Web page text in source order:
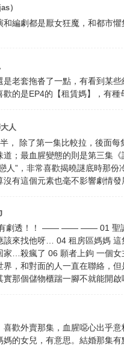
）
和編劇都是厭女狂魔，和都市
是老套拖沓了一點，有看到某
歡的是EP4的【租賃媽】，有種
人
， 除了第一集比較拉，後面
道；最血腥變態的則是第三集
人”，非常喜歡揭曉謎底時那
沒有這個元素也毫不影響劇情發
劇透！！ —— —— —— 01 聖誕
該來找他呀… 04 租房區媽媽 這
家…殺瘋了 06 願者上鉤 一個女
界，和對面的人一直在聯絡，
實那個儲物櫃踹一腳不就能開
喜歡外賣那集，血腥噁心出乎
媽的女兒，有意思。結婚那集